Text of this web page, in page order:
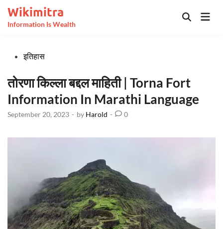
content
Wikimitra
Information Is Wealth
Open
Postedइतिहास
तोरणा किल्ला बद्दल माहिती | Torna Fort
Information In Marathi Language
September 20, 2023 - by Harold - 0